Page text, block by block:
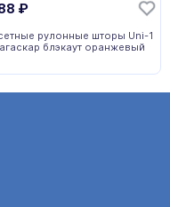
₽
рулонные шторы Uni-1
блэкаут оранжевый